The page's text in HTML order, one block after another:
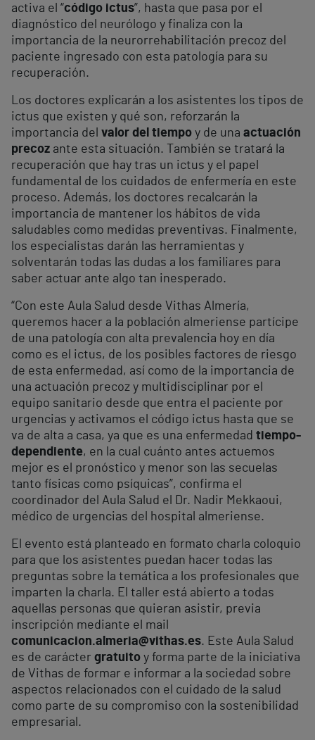
activa el “código ictus”, hasta que pasa por el
diagnóstico del neurólogo y finaliza con la
importancia de la neurorrehabilitación precoz del
paciente ingresado con esta patología para su
recuperación.
Los doctores explicarán a los asistentes los tipos de
ictus que existen y qué son, reforzarán la
importancia del valor del tiempo y de una actuación
precoz ante esta situación. También se tratará la
recuperación que hay tras un ictus y el papel
fundamental de los cuidados de enfermería en este
proceso. Además, los doctores recalcarán la
importancia de mantener los hábitos de vida
saludables como medidas preventivas. Finalmente,
los especialistas darán las herramientas y
solventarán todas las dudas a los familiares para
saber actuar ante algo tan inesperado.
“Con este Aula Salud desde Vithas Almería,
queremos hacer a la población almeriense partícipe
de una patología con alta prevalencia hoy en día
como es el ictus, de los posibles factores de riesgo
de esta enfermedad, así como de la importancia de
una actuación precoz y multidisciplinar por el
equipo sanitario desde que entra el paciente por
urgencias y activamos el código ictus hasta que se
va de alta a casa, ya que es una enfermedad tiempo-
dependiente, en la cual cuánto antes actuemos
mejor es el pronóstico y menor son las secuelas
tanto físicas como psíquicas”, confirma el
coordinador del Aula Salud el Dr. Nadir Mekkaoui,
médico de urgencias del hospital almeriense.
El evento está planteado en formato charla coloquio
para que los asistentes puedan hacer todas las
preguntas sobre la temática a los profesionales que
imparten la charla. El taller está abierto a todas
aquellas personas que quieran asistir, previa
inscripción mediante el mail
comunicacion.almeria@vithas.es. Este Aula Salud
es de carácter gratuito y forma parte de la iniciativa
de Vithas de formar e informar a la sociedad sobre
aspectos relacionados con el cuidado de la salud
como parte de su compromiso con la sostenibilidad
empresarial.